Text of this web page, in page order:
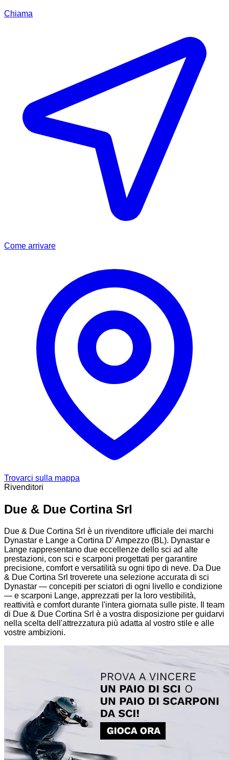
Chiama
Come arrivare
Trovarci sulla mappa
Rivenditori
Due & Due Cortina Srl
Due & Due Cortina Srl è un rivenditore ufficiale dei marchi
Dynastar e Lange a Cortina D' Ampezzo (BL). Dynastar e
Lange rappresentano due eccellenze dello sci ad alte
prestazioni, con sci e scarponi progettati per garantire
precisione, comfort e versatilità su ogni tipo di neve. Da Due
& Due Cortina Srl troverete una selezione accurata di sci
Dynastar — concepiti per sciatori di ogni livello e condizione
— e scarponi Lange, apprezzati per la loro vestibilità,
reattività e comfort durante l'intera giornata sulle piste. Il team
di Due & Due Cortina Srl è a vostra disposizione per guidarvi
nella scelta dell'attrezzatura più adatta al vostro stile e alle
vostre ambizioni.